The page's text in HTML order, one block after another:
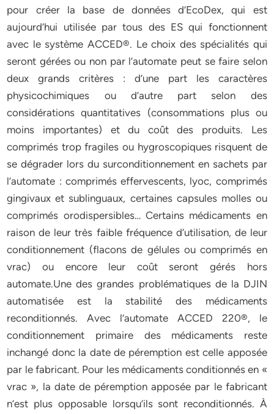
pour créer la base de données d’EcoDex, qui est
aujourd’hui utilisée par tous des ES qui fonctionnent
avec le système ACCED®. Le choix des spécialités qui
seront gérées ou non par l’automate peut se faire selon
deux grands critères : d’une part les caractères
physicochimiques ou d’autre part selon des
considérations quantitatives (consommations plus ou
moins importantes) et du coût des produits. Les
comprimés trop fragiles ou hygroscopiques risquent de
se dégrader lors du surconditionnement en sachets par
l’automate : comprimés effervescents, lyoc, comprimés
gingivaux et sublinguaux, certaines capsules molles ou
comprimés orodispersibles… Certains médicaments en
raison de leur très faible fréquence d’utilisation, de leur
conditionnement (flacons de gélules ou comprimés en
vrac) ou encore leur coût seront gérés hors
automate.Une des grandes problématiques de la DJIN
automatisée est la stabilité des médicaments
reconditionnés. Avec l’automate ACCED 220®, le
conditionnement primaire des médicaments reste
inchangé donc la date de péremption est celle apposée
par le fabricant. Pour les médicaments conditionnés en «
vrac », la date de péremption apposée par le fabricant
n’est plus opposable lorsqu’ils sont reconditionnés. À